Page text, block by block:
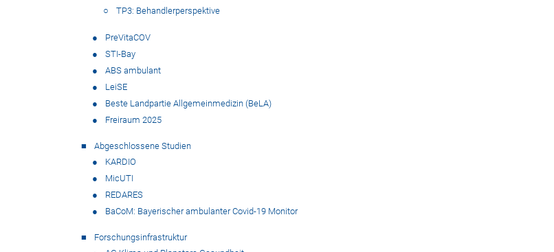
TP3: Behandlerperspektive
PreVitaCOV
STI-Bay
ABS ambulant
LeiSE
Beste Landpartie Allgemeinmedizin (BeLA)
Freiraum 2025
Abgeschlossene Studien
KARDIO
MicUTI
REDARES
BaCoM: Bayerischer ambulanter Covid-19 Monitor
Forschungsinfrastruktur